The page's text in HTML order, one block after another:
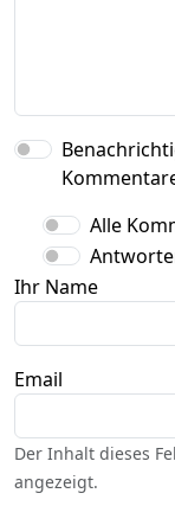
Alle
Ihr Name
Email
Der Inhalt dieses
angezeigt.